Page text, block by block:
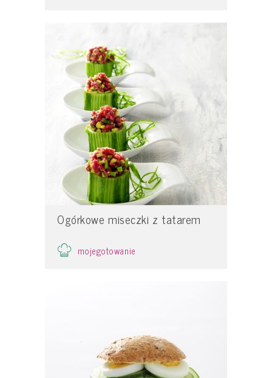
Ogórkowe miseczki z tatarem
mojegotowanie